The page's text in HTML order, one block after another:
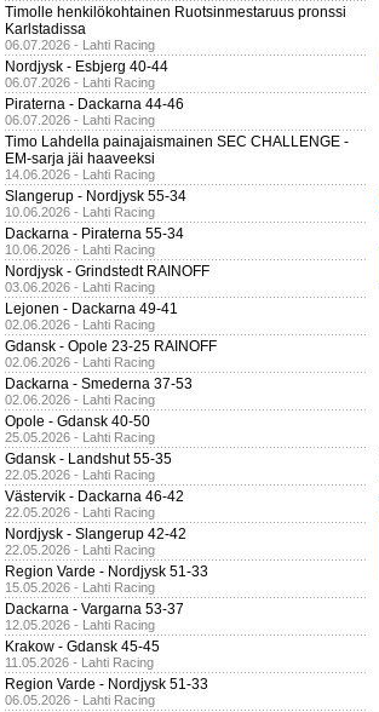
Timolle henkilökohtainen Ruotsinmestaruus pronssi
Karlstadissa
06.07.2026 - Lahti Racing
Nordjysk - Esbjerg 40-44
06.07.2026 - Lahti Racing
Piraterna - Dackarna 44-46
06.07.2026 - Lahti Racing
Timo Lahdella painajaismainen SEC CHALLENGE -
EM-sarja jäi haaveeksi
14.06.2026 - Lahti Racing
Slangerup - Nordjysk 55-34
10.06.2026 - Lahti Racing
Dackarna - Piraterna 55-34
10.06.2026 - Lahti Racing
Nordjysk - Grindstedt RAINOFF
03.06.2026 - Lahti Racing
Lejonen - Dackarna 49-41
02.06.2026 - Lahti Racing
Gdansk - Opole 23-25 RAINOFF
02.06.2026 - Lahti Racing
Dackarna - Smederna 37-53
02.06.2026 - Lahti Racing
Opole - Gdansk 40-50
25.05.2026 - Lahti Racing
Gdansk - Landshut 55-35
22.05.2026 - Lahti Racing
Västervik - Dackarna 46-42
22.05.2026 - Lahti Racing
Nordjysk - Slangerup 42-42
22.05.2026 - Lahti Racing
Region Varde - Nordjysk 51-33
15.05.2026 - Lahti Racing
Dackarna - Vargarna 53-37
12.05.2026 - Lahti Racing
Krakow - Gdansk 45-45
11.05.2026 - Lahti Racing
Region Varde - Nordjysk 51-33
06.05.2026 - Lahti Racing